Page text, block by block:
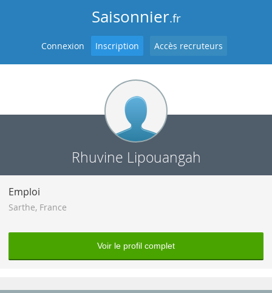
Saisonnier.fr
Connexion Inscription Accès recruteurs
Rhuvine Lipouangah
Emploi
Sarthe, France
Voir le profil complet